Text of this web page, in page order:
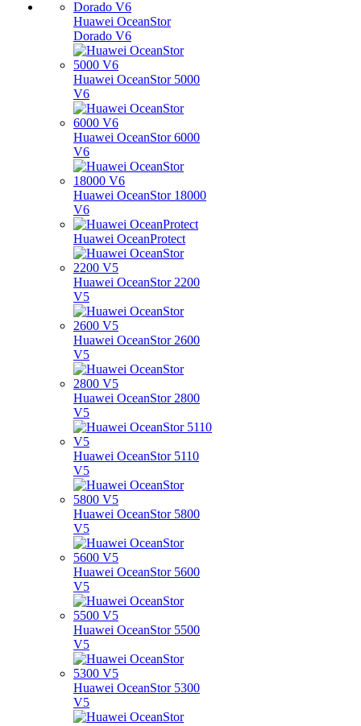
Huawei OceanStor
Dorado V6
Huawei OceanStor 5000
V6
Huawei OceanStor 6000
V6
Huawei OceanStor 18000
V6
Huawei OceanProtect
Huawei OceanStor 2200
V5
Huawei OceanStor 2600
V5
Huawei OceanStor 2800
V5
Huawei OceanStor 5110
V5
Huawei OceanStor 5800
V5
Huawei OceanStor 5600
V5
Huawei OceanStor 5500
V5
Huawei OceanStor 5300
V5